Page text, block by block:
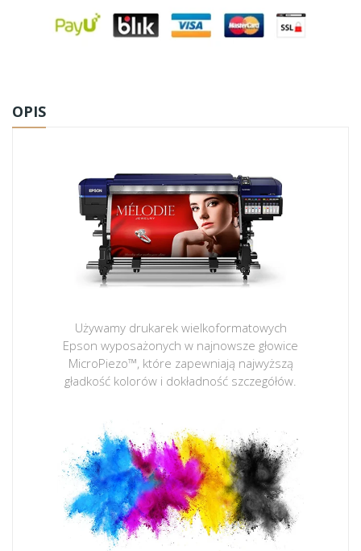
OPIS
Używamy drukarek wielkoformatowych
Epson wyposażonych w najnowsze głowice
MicroPiezo™, które zapewniają najwyższą
gładkość kolorów i dokładność szczegółów.